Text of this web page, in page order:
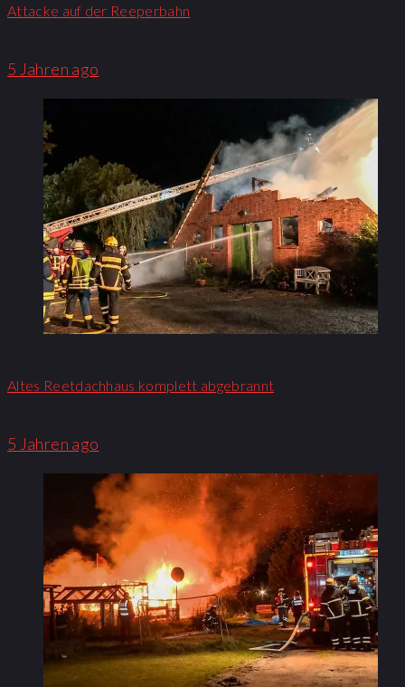
Attacke auf der Reeperbahn
5 Jahren ago
Altes Reetdachhaus komplett abgebrannt
5 Jahren ago